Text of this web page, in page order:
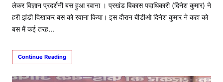
लेकर विज्ञान प्रदर्शनी बस हुआ रवाना । प्रखंड विकास पदाधिकारी (दिनेश कुमार) ने
हरी झंडी दिखाकर बस को रवाना किया। इस दौरान बीडीओ दिनेश कुमार ने कहा को
बस में कई तरह…
Continue Reading